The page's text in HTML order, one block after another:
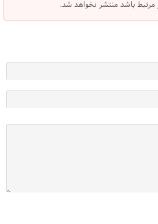
مرتبط باشد منتشر نخواهد شد.